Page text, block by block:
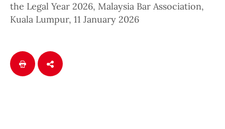
the Legal Year 2026, Malaysia Bar Association,
Kuala Lumpur, 11 January 2026